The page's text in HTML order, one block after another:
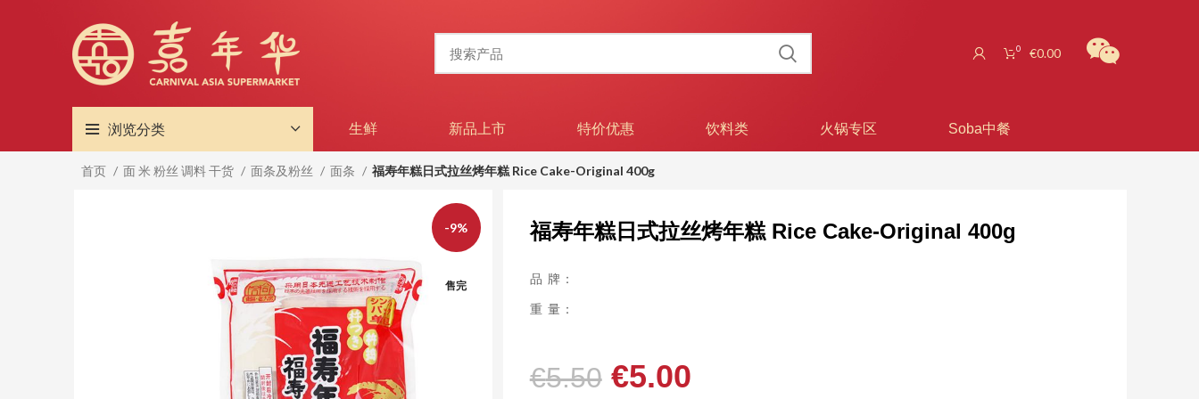
0 €0.00
浏览分类 生鲜 新品上市 特价优惠 饮料类 火锅专区 Soba中餐
首页 面 米 粉丝 调料 干货 面条及粉丝 面条 福寿年糕日式拉丝烤年糕 Rice Cake-Original 400g
-9%
售完
福寿年糕日式拉丝烤年糕 Rice Cake-Original 400g
品 牌：
重 量：
€5.50 €5.00